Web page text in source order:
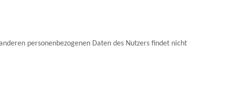
personenbezogenen Daten des Nutzers findet nicht